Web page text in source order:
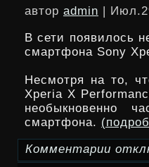
1
автор admin |
В сети появилось
смартфона Sony
Несмотря на то,
Xperia X
необыкновенно
смартфона.
Комментарии